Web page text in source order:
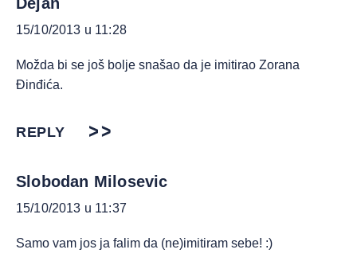
15/10/2013 u 11:28
Možda bi se još bolje snašao da je imitirao Zorana
Đinđića.
REPLY
Slobodan Milosevic
15/10/2013 u 11:37
Samo vam jos ja falim da (ne)imitiram sebe! :)